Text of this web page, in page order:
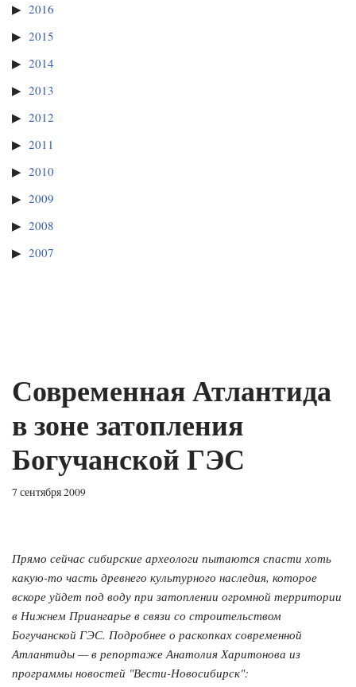
2016
2015
2014
2013
2012
2011
2010
2009
2008
2007
Современная Атлантида
в зоне затопления
Богучанской ГЭС
7 сентября 2009
Прямо сейчас сибирские археологи пытаются спасти хоть
какую-то часть древнего культурного наследия, которое
вскоре уйдет под воду при затоплении огромной территории
в Нижнем Приангарье в связи со строительством
Богучанской ГЭС. Подробнее о раскопках современной
Атлантиды — в репортаже Анатолия Харитонова из
программы новостей "Вести-Новосибирск":